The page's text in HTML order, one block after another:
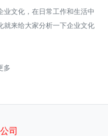
文化，在日常工作和生活中
就来给大家分析一下企业文化
多
司